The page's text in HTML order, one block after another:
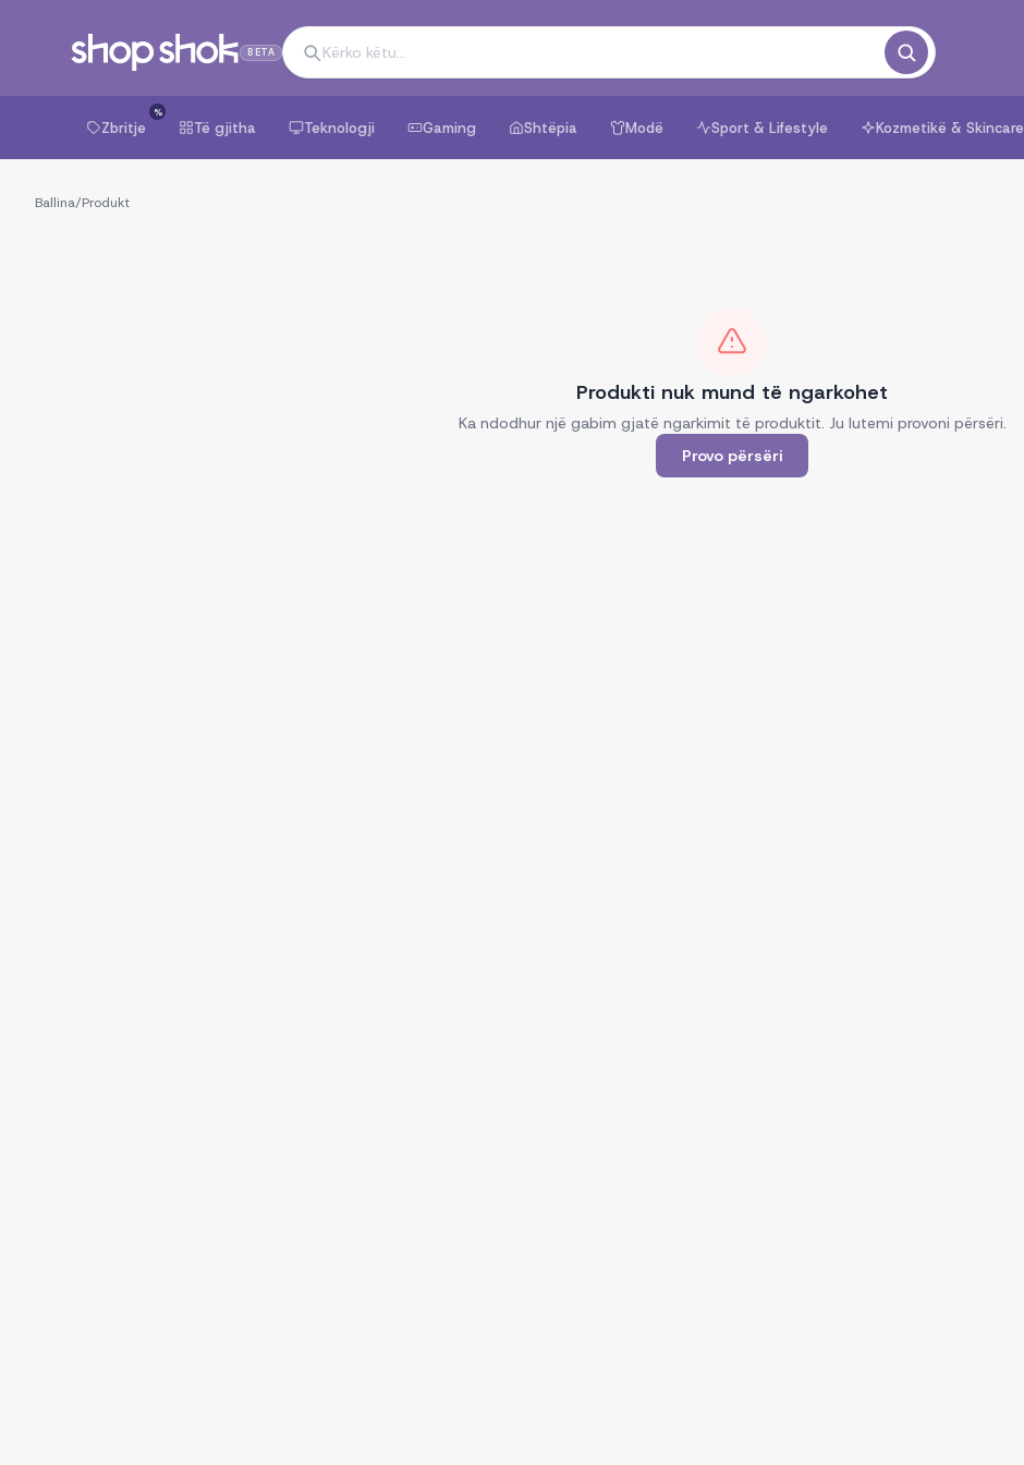
BETA
Zbritje
%
Të gjitha Teknologji Gaming Shtëpia Modë Sport & Lifestyle Kozmetikë & Skincare
Ballina/Produkt
Produkti nuk mund të ngarkohet
Ka ndodhur një gabim gjatë ngarkimit të produktit. Ju lutemi provoni përsëri.
Provo përsëri